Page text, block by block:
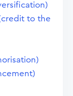
to the